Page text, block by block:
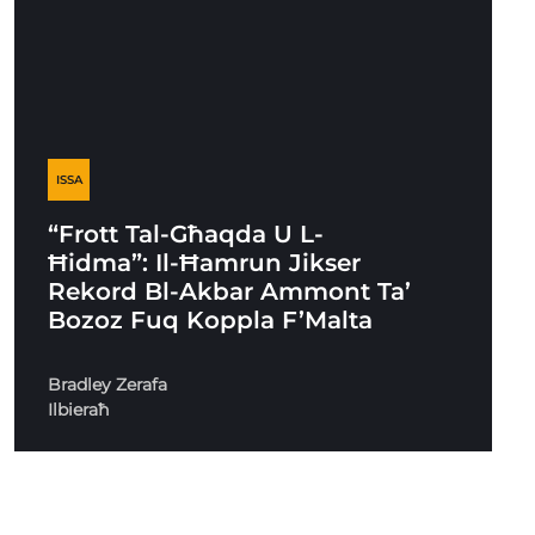
ISSA
“Frott Tal-Għaqda U L-
Ħidma”: Il-Ħamrun Jikser
Rekord Bl-Akbar Ammont Ta’
Bozoz Fuq Koppla F’Malta
Bradley Zerafa
Ilbieraħ